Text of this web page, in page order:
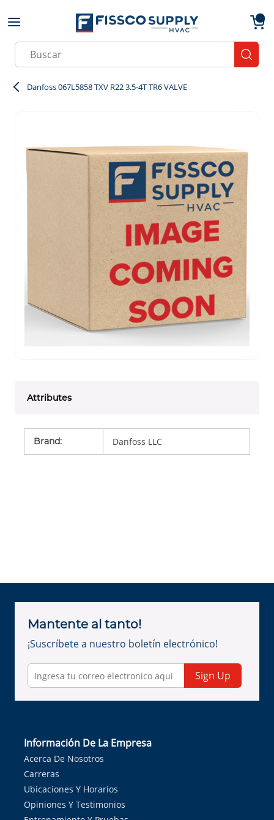
Skip to main content
Site Search
Danfoss 067L5858 TXV R22 3.5-4T TR6 VALVE
Attributes
Brand: Danfoss LLC
Mantente al tanto!
¡Suscríbete a nuestro boletín electrónico!
Sign Up
Información De La Empresa
Acerca De Nosotros
Carreras
Ubicaciones Y Horarios
Opiniones Y Testimonios